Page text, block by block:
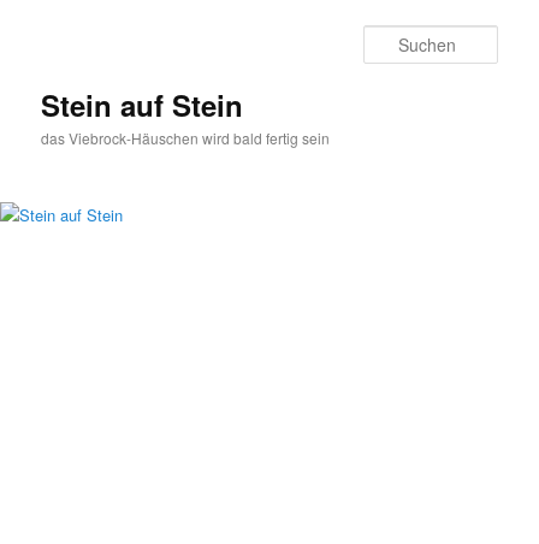
Stein auf Stein
das Viebrock-Häuschen wird bald fertig sein